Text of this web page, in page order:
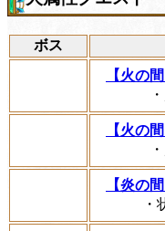
ボス
【火の
【火の
【炎の
・